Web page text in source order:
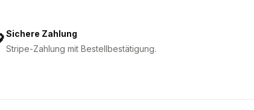
Sichere Zahlung
Stripe-Zahlung mit Bestellbestätigung.